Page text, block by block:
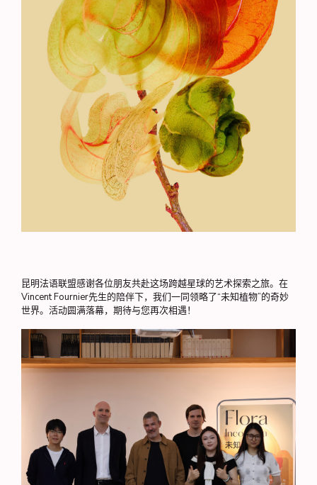
昆明法语联盟感谢各位朋友共赴这场跨越星球的艺术探索之旅。在
Vincent Fournier先生的陪伴下，我们一同领略了“未知植物”的奇妙
世界。活动圆满落幕，期待与您再次相遇！